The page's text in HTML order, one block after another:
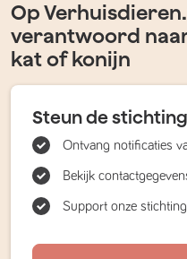
Op
verantwoord
kat of konijn
Steun de stichting
Ontvang notificaties
Bekijk
Support onze